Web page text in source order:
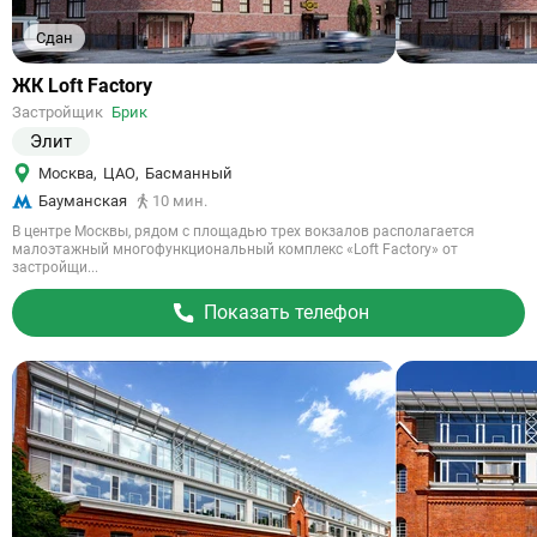
Сдан
Ссылка
объект
ЖК Loft Factory
Застройщик Брик
Элит
Москва, ЦАО, Басманный
Бауманская
10 мин.
В центре Москвы, рядом с площадью трех вокзалов располагается
малоэтажный многофункциональный комплекс «Loft Factory» от
застройщи...
Показать телефон